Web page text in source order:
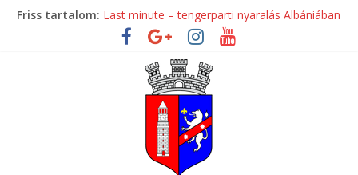
SkipFriss tartalom: Last minute – tengerparti nyaralás Albániában
Mondial Hotel ****
Mak Albania Hotel *****
La Bohème Hotel ****
Tirana International Hotel ****